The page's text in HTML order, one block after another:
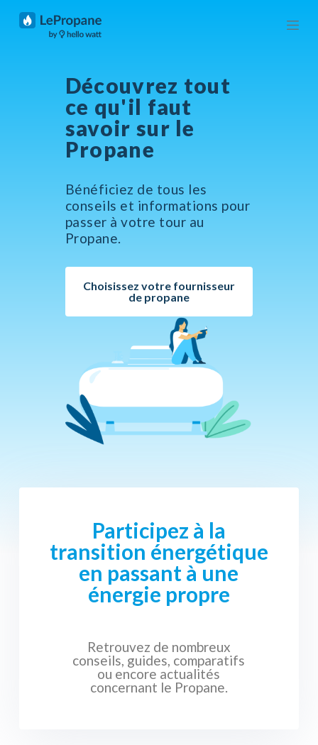
P
Découvrez tout
ce qu'il faut
savoir sur le
Propane ​
Bénéficiez de tous les
conseils et informations pour
passer à votre tour au
Propane.
Choisissez votre fournisseur
de propane
Retrouvez de nombreux
conseils, guides, comparatifs
ou encore actualités
concernant le Propane.
Participez à la
transition énergétique
en passant à une
énergie propre